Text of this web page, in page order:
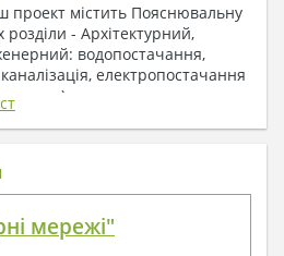
проект містить Пояснювальну
- Архітектурний,
водопостачання,
електропостачання
плату ).
розділу
мережі"